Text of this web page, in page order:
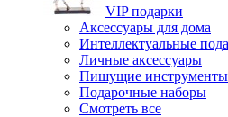
VIP подарки
Аксессуары для дома
Интеллектуальные
Личные аксессуары
Пишущие инструменты
Подарочные наборы
Смотреть все